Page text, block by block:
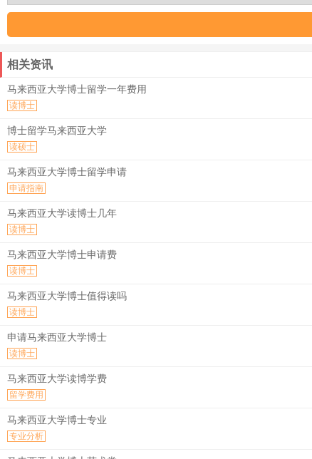
相关资讯
马来西亚大学博士留学一年费用
读博士
博士留学马来西亚大学
读硕士
马来西亚大学博士留学申请
申请指南
马来西亚大学读博士几年
读博士
马来西亚大学博士申请费
读博士
马来西亚大学博士值得读吗
读博士
申请马来西亚大学博士
读博士
马来西亚大学读博学费
留学费用
马来西亚大学博士专业
专业分析